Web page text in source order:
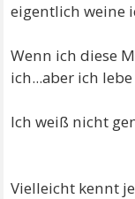
eigentlich weine
Wenn ich diese
ich...aber ich
Ich weiß nicht
Vielleicht kennt